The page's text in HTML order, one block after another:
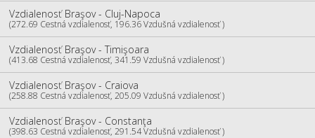
Vzdialenosť Braşov - Cluj-Napoca
(272.69 Cestná vzdialenosť, 196.36 Vzdušná vzdialenosť )
Vzdialenosť Braşov - Timişoara
(413.68 Cestná vzdialenosť, 341.59 Vzdušná vzdialenosť )
Vzdialenosť Braşov - Craiova
(258.88 Cestná vzdialenosť, 205.09 Vzdušná vzdialenosť )
Vzdialenosť Braşov - Constanţa
(398.63 Cestná vzdialenosť, 291.54 Vzdušná vzdialenosť )